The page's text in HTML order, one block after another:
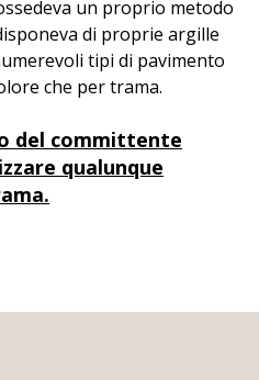
un proprio metodo
di proprie argille
tipi di pavimento
che per trama.
del committente
qualunque